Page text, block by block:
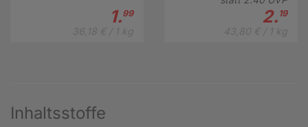
1.99 2. 19
Inhaltsstoffe